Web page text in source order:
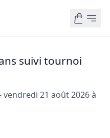
suivi tournoi
vendredi 21 août 2026 à